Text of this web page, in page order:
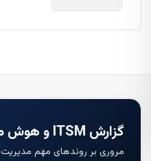
گزارش ITSM و هوش مصنوعی
مروری بر روندهای مهم